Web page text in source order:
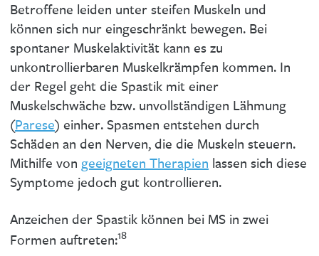
Betroffene leiden unter steifen Muskeln und
können sich nur eingeschränkt bewegen. Bei
spontaner Muskelaktivität kann es zu
unkontrollierbaren Muskelkrämpfen kommen. In
der Regel geht die Spastik mit einer
Muskelschwäche bzw. unvollständigen Lähmung
(Parese) einher. Spasmen entstehen durch
Schäden an den Nerven, die die Muskeln steuern.
Mithilfe von geeigneten Therapien lassen sich diese
Symptome jedoch gut kontrollieren.
Anzeichen der Spastik können bei MS in zwei
Formen auftreten:18